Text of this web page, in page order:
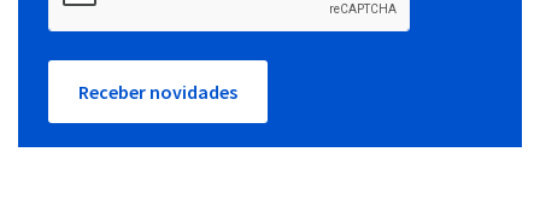
Receber novidades